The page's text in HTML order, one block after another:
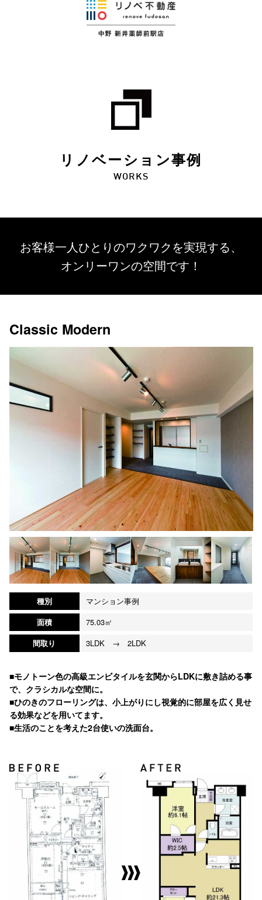
リノベーション事例
WORKS
お客様一人ひとりのワクワクを実現する、
オンリーワンの空間です！
Classic Modern
種別
マンション事例
面積
75.03㎡
間取り
3LDK → 2LDK
■モノトーン色の高級エンビタイルを玄関からLDKに敷き詰める事
で、クラシカルな空間に。
■ひのきのフローリングは、小上がりにし視覚的に部屋を広く見せ
る効果などを用いてます。
■生活のことを考えた2台使いの洗面台。